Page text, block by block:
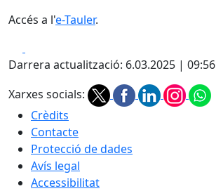
Accés a l'e-Tauler.
Darrera actualització: 6.03.2025 | 09:56
Xarxes socials:
Crèdits
Contacte
Protecció de dades
Avís legal
Accessibilitat